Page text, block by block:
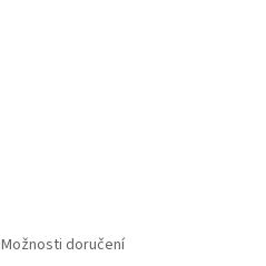
Možnosti doručení